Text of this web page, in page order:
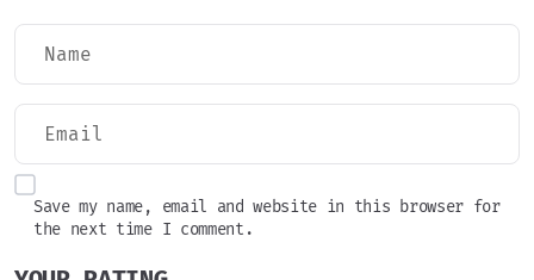
Save my name, email and website in this browser for
the next time I comment.